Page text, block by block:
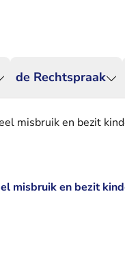
de Rechtspraak
misbruik en bezit
misbruik en bezit